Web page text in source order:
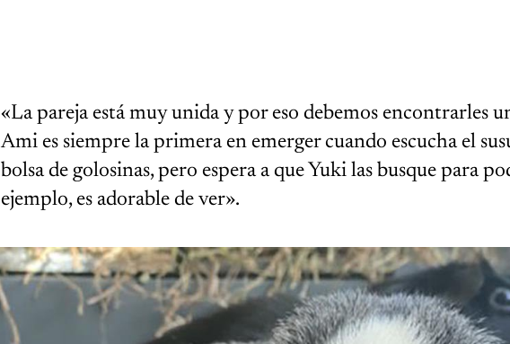
«La pareja está muy unida y por eso debemos encontrarles
Ami es siempre la primera en emerger cuando escucha el
bolsa de golosinas, pero espera a que Yuki las busque para
ejemplo, es adorable de ver».